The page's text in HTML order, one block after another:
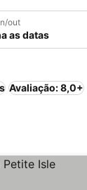
out
as datas
Avaliação: 8,0+